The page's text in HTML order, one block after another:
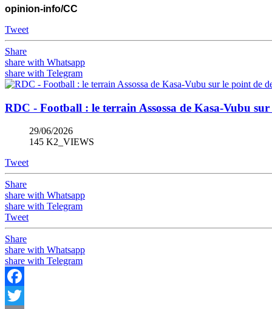
opinion-info/CC
Tweet
Share
share with Whatsapp
share with Telegram
RDC - Football : le terrain Assossa de Kasa-Vubu
29/06/2026
145 K2_VIEWS
Tweet
Share
share with Whatsapp
share with Telegram
Tweet
Share
share with Whatsapp
share with Telegram
Facebook